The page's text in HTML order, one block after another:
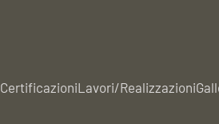
CertificazioniLavori/Realizzazioni